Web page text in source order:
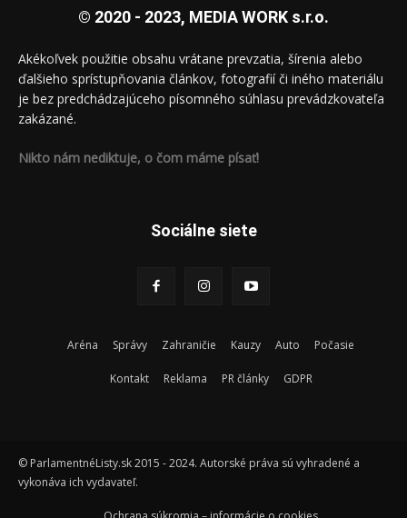
© 2020 - 2023, MEDIA WORK s.r.o.
Akékoľvek použitie obsahu vrátane prevzatia, šírenia alebo
ďalšieho sprístupňovania článkov, fotografií či iného materiálu
je bez predchádzajúceho písomného súhlasu prevádzkovateľa
zakázané.
Nikto nám nediktuje, o čom máme písať!
Sociálne siete
Aréna Správy Zahraničie Kauzy Auto Počasie
Kontakt Reklama PR články GDPR
© ParlamentnéListy.sk 2015 - 2024. Autorské práva sú vyhradené a
vykonáva ich vydavateľ.